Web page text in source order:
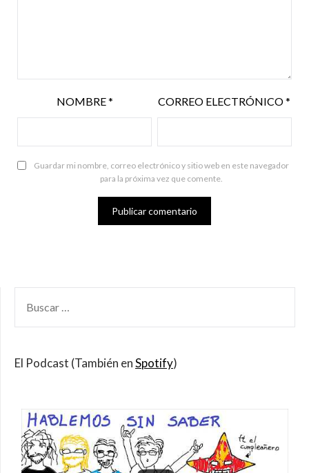
NOMBRE* CORREO ELECTRÓNICO*
Guardar mi nombre, correo electrónico y sitio web en este navegador
para la próxima vez que comente.
POR:
El Podcast (También enSpotify)